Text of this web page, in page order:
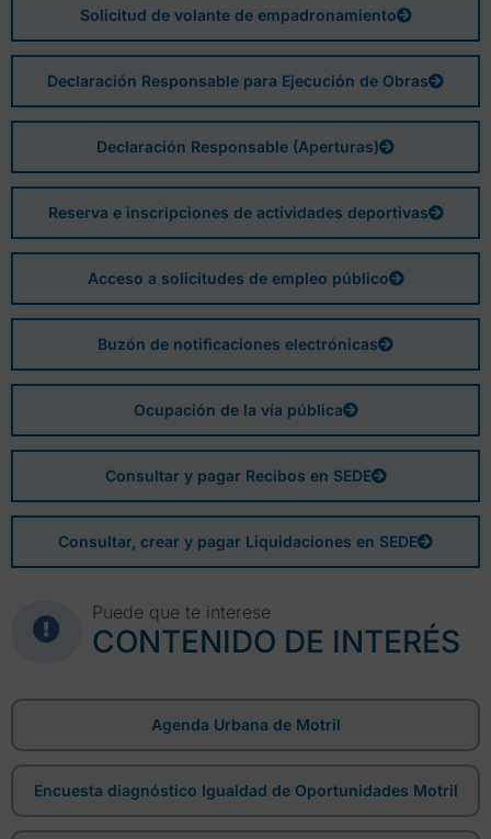
Solicitud de volante de empadronamiento
Declaración Responsable para Ejecución de Obras
Declaración Responsable (Aperturas)
Reserva e inscripciones de actividades deportivas
Acceso a solicitudes de empleo público
Buzón de notificaciones electrónicas
Ocupación de la vía pública
Consultar y pagar Recibos en SEDE
Consultar, crear y pagar Liquidaciones en SEDE
Puede que te interese
CONTENIDO DE INTERÉS
Agenda Urbana de Motril
Encuesta diagnóstico Igualdad de Oportunidades Motril